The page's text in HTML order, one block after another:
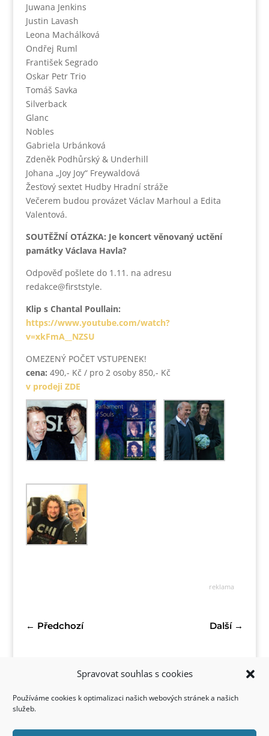
Spravovat souhlas s cookies
Používáme cookies k optimalizaci našich webových stránek a našich
služeb.
Juwana Jenkins
Justin Lavash
Leona Machálková
Ondřej Ruml
František Segrado
Oskar Petr Trio
Tomáš Savka
Silverback
Glanc
Nobles
Gabriela Urbánková
Zdeněk Podhůrský & Underhill
Johana „Joy Joy“ Freywaldová
Žesťový sextet Hudby Hradní stráže
Večerem budou provázet Václav Marhoul a Edita
Valentová.
SOUTĚŽNÍ OTÁZKA: Je koncert věnovaný uctění
památky Václava Havla?
Odpověď pošlete do 1.11. na adresu
redakce@firststyle.
Klip s Chantal Poullain:
https://www.youtube.com/watch?
v=xkFmA__NZSU
OMEZENÝ POČET VSTUPENEK!
cena: 490,- Kč / pro 2 osoby 850,- Kč
v prodeji ZDE
reklama
← Předchozí Další→